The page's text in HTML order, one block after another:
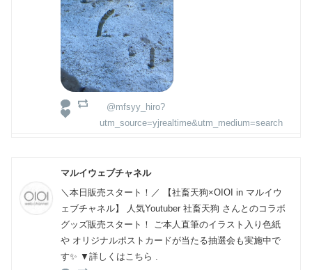
@mfsyy_hiro?
utm_source=yjrealtime&utm_medium=search
マルイウェブチャネル
＼本日販売スタート！／ 【社畜天狗×OIOI in マルイウ
ェブチャネル】 人気Youtuber 社畜天狗 さんとのコラボ
グッズ販売スタート！ ご本人直筆のイラスト入り色紙
や オリジナルポストカードが当たる抽選会も実施中で
す✨ ▼詳しくはこちら .